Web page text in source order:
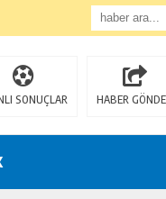
SONUÇLAR HABER